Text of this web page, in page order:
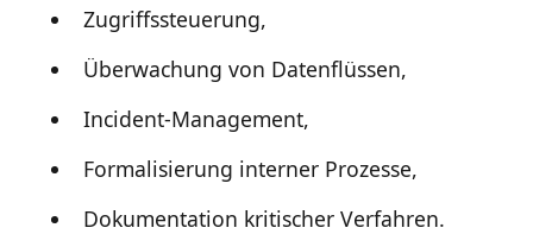
Zugriffssteuerung,
Überwachung von Datenflüssen,
Incident-Management,
Formalisierung interner Prozesse,
Dokumentation kritischer Verfahren.